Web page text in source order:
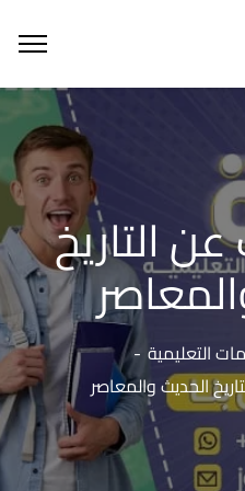
التاريخ
التعليمية